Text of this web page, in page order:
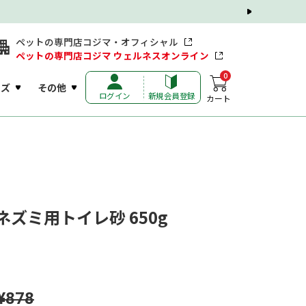
ペットの専門店コジマ・オフィシャル
ペットの専門店コジマ ウェルネスオンライン
その他
ログイン 新規会員登録
0
カート
ズミ用トイレ砂 650g